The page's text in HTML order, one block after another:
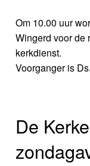
Om 10.00 uur
Wingerd voor de
kerkdienst.
Voorganger is
De